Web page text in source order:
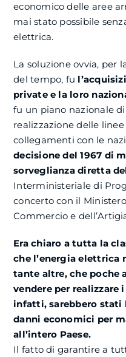
economico delle aree
mai stato possibile
elettrica.
La soluzione ovvia, per
del tempo, fu
private e la loro
fu un piano nazionale
realizzazione delle
collegamenti con le
decisione del 1967 di
sorveglianza diretta
Interministeriale di
concerto con il
Commercio e
Era chiaro a tutta la
che l’energia elettrica
tante altre, che poche
vendere per
infatti, sarebbero stati
danni economici per
all’intero Paese.
Il fatto di garantire a